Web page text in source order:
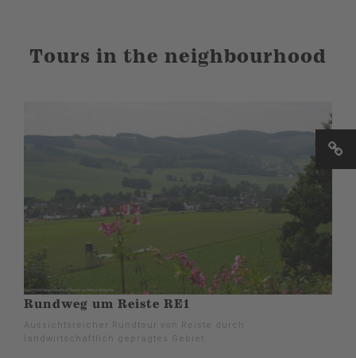
Tours in the neighbourhood
Rundweg um Reiste RE1
Aussichtsreicher Rundtour von Reiste durch
landwirtschaftlich geprägtes Gebiet.